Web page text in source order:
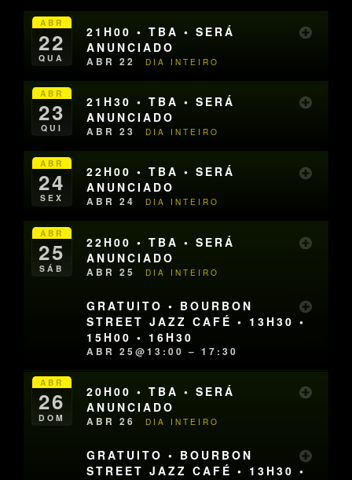
ABR
22
QUA
21H00 • TBA • SERÁ
ANUNCIADO
ABR 22 DIA INTEIRO
ABR
23
QUI
21H30 • TBA • SERÁ
ANUNCIADO
ABR 23 DIA INTEIRO
ABR
24
SEX
22H00 • TBA • SERÁ
ANUNCIADO
ABR 24 DIA INTEIRO
ABR
25
SÁB
22H00 • TBA • SERÁ
ANUNCIADO
ABR 25 DIA INTEIRO
GRATUITO • BOURBON
STREET JAZZ CAFÉ • 13H30 •
15H00 • 16H30
ABR 25@13:00 – 17:30
ABR
26
DOM
20H00 • TBA • SERÁ
ANUNCIADO
ABR 26 DIA INTEIRO
GRATUITO • BOURBON
STREET JAZZ CAFÉ • 13H30 •